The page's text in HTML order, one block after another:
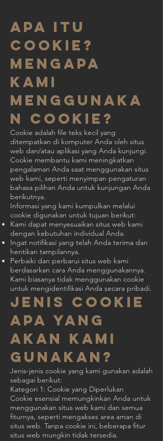
Apa itu
cookie?
Mengapa
kami
menggunaka
n cookie?
Cookie adalah file teks kecil yang
ditempatkan di komputer Anda oleh situs
web dan/atau aplikasi yang Anda kunjungi.
Cookie membantu kami meningkatkan
pengalaman Anda saat menggunakan situs
web kami, seperti menyimpan pengaturan
bahasa pilihan Anda untuk kunjungan Anda
berikutnya.
Informasi yang kami kumpulkan melalui
cookie digunakan untuk tujuan berikut:
Kami dapat menyesuaikan situs web kami
dengan kebutuhan individual Anda.
Ingat notifikasi yang telah Anda terima dan
hentikan tampilannya.
Perbaiki dan perbarui situs web kami
berdasarkan cara Anda menggunakannya.
Kami biasanya tidak menggunakan cookie
untuk mengidentifikasi Anda secara pribadi.
Jenis cookie
apa yang
akan kami
gunakan?
Jenis-jenis cookie yang kami gunakan adalah
sebagai berikut:
Kategori 1: Cookie yang Diperlukan
Cookie esensial memungkinkan Anda untuk
menggunakan situs web kami dan semua
fiturnya, seperti mengakses area aman di
situs web. Tanpa cookie ini, beberapa fitur
situs web mungkin tidak tersedia.